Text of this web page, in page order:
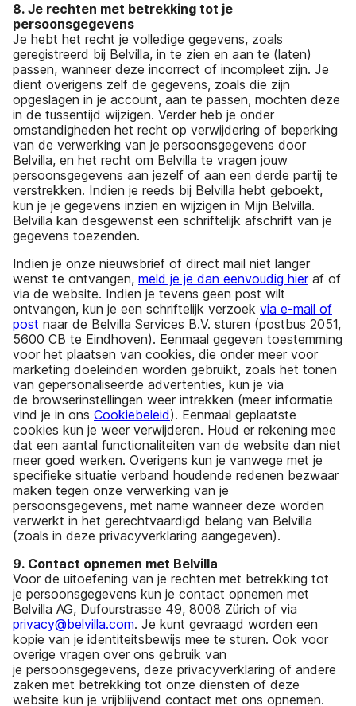
8. Je rechten met betrekking tot je
persoonsgegevens
Je hebt het recht je volledige gegevens, zoals
geregistreerd bij Belvilla, in te zien en aan te (laten)
passen, wanneer deze incorrect of incompleet zijn. Je
dient overigens zelf de gegevens, zoals die zijn
opgeslagen in je account, aan te passen, mochten deze
in de tussentijd wijzigen. Verder heb je onder
omstandigheden het recht op verwijdering of beperking
van de verwerking van je persoonsgegevens door
Belvilla, en het recht om Belvilla te vragen jouw
persoonsgegevens aan jezelf of aan een derde partij te
verstrekken. Indien je reeds bij Belvilla hebt geboekt,
kun je je gegevens inzien en wijzigen in Mijn Belvilla.
Belvilla kan desgewenst een schriftelijk afschrift van je
gegevens toezenden.
Indien je onze nieuwsbrief of direct mail niet langer
wenst te ontvangen, meld je je dan eenvoudig hieraf of
via de website. Indien je tevens geen post wilt
ontvangen, kun je een schriftelijk verzoek via e-mail of
post naar de Belvilla Services B.V. sturen (postbus 2051,
5600 CB te Eindhoven). Eenmaal gegeven toestemming
voor het plaatsen van cookies, die onder meer voor
marketing doeleinden worden gebruikt, zoals het tonen
van gepersonaliseerde advertenties, kun je via
de browserinstellingen weer intrekken (meer informatie
vind je in ons Cookiebeleid). Eenmaal geplaatste
cookies kun je weer verwijderen. Houd er rekening mee
dat een aantal functionaliteiten van de website dan niet
meer goed werken. Overigens kun je vanwege met je
specifieke situatie verband houdende redenen bezwaar
maken tegen onze verwerking van je
persoonsgegevens, met name wanneer deze worden
verwerkt in het gerechtvaardigd belang van Belvilla
(zoals in deze privacyverklaring aangegeven).
9. Contact opnemen met Belvilla
Voor de uitoefening van je rechten met betrekking tot
je persoonsgegevens kun je contact opnemen met
Belvilla AG, Dufourstrasse 49, 8008 Zürich of via
privacy@belvilla.com. Je kunt gevraagd worden een
kopie van je identiteitsbewijs mee te sturen. Ook voor
overige vragen over ons gebruik van
je persoonsgegevens, deze privacyverklaring of andere
zaken met betrekking tot onze diensten of deze
website kun je vrijblijvend contact met ons opnemen.